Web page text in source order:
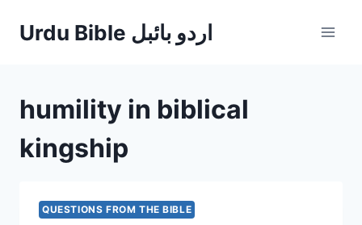
Urdu Bible اردو بائبل
humility in biblical
kingship
QUESTIONS FROM THE BIBLE